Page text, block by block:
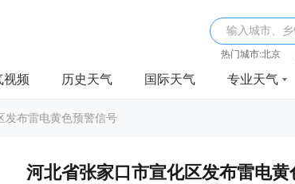
输入城市、
热门城市:北京
视频 历史天气 国际天气 专业天气
发布雷电黄色预警信号
河北省张家口市宣化区发布雷电黄